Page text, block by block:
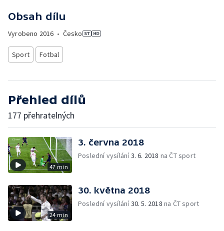
Obsah dílu
Vyrobeno 2016 • Česko
Sport Fotbal
Přehled dílů
177 přehratelných
47 min
3. června 2018
Poslední vysílání3. 6. 2018 na ČT sport
24 min
30. května 2018
Poslední vysílání30. 5. 2018 na ČT sport